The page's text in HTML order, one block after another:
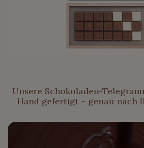
Unsere Schokoladen-
Hand gefertigt – genau nach